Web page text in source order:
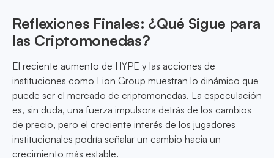
Reflexiones Finales: ¿Qué Sigue para
las Criptomonedas?
El reciente aumento de HYPE y las acciones de
instituciones como Lion Group muestran lo dinámico que
puede ser el mercado de criptomonedas. La especulación
es, sin duda, una fuerza impulsora detrás de los cambios
de precio, pero el creciente interés de los jugadores
institucionales podría señalar un cambio hacia un
crecimiento más estable.